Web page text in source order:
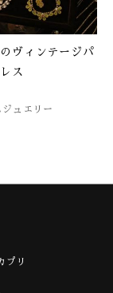
ヴィンテージパ
ス
ュエリー
プリ